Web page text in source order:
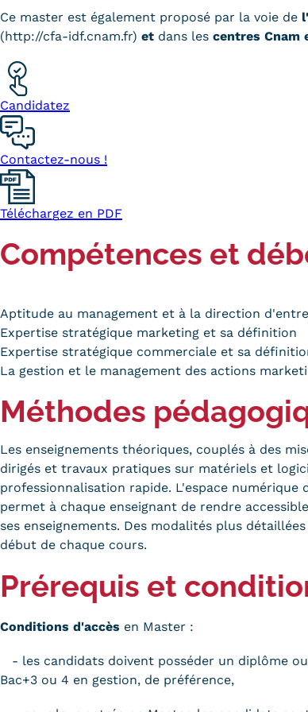
Ce master est également proposé par la voie de
(http://cfa-idf.cnam.fr) et dans les centres Cnam
Candidatez
Contactez-nous !
Téléchargez en PDF
Compétences et
Aptitude au management et à la direction
Expertise stratégique marketing et sa définition
Expertise stratégique commerciale et sa
La gestion et le management des actions
Méthodes
Les enseignements théoriques, couplés à des
dirigés et travaux pratiques sur matériels et
professionnalisation rapide. L'espace numérique
permet à chaque enseignant de rendre
ses enseignements. Des modalités plus
début de chaque cours.
Prérequis et
Conditions d'accès en Master :
- les candidats doivent posséder un diplôme
Bac+3 ou 4 en gestion, de préférence,